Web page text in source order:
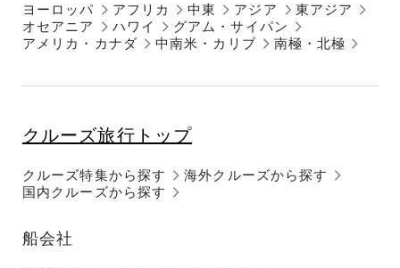
ヨーロッパ アフリカ 中東 アジア
東アジア
オセアニア
ハワイ
グアム・サイパン
アメリカ・カナダ
中南米・カリブ 南極・北極
クルーズ旅行トップ
クルーズ特集から探す
国内クルーズから探す
海外クルーズから探す
船会社